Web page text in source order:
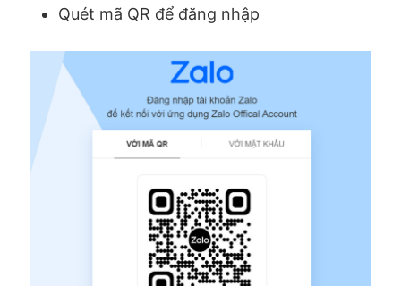
Quét mã QR để đăng nhập